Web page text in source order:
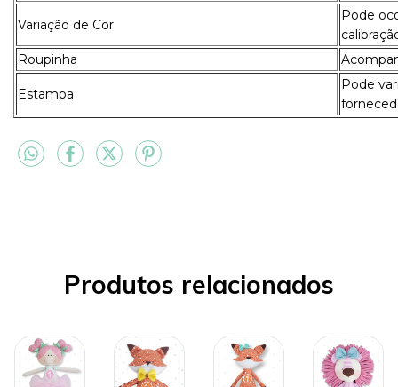
Variação de Cor
Pode
Roupinha
Estampa
Pode
Produtos relacionados